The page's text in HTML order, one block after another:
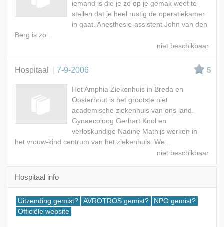
iemand is die je zo op je gemak weet te
stellen dat je heel rustig de operatiekamer
in gaat. Anesthesie-assistent John van den
Berg is zo...
Hospitaal 7-9-2006 5
Het Amphia Ziekenhuis in Breda en
Oosterhout is het grootste niet
academische ziekenhuis van ons land.
Gynaecoloog Gerhart Knol en
verloskundige Nadine Mathijs werken in
het vrouw-kind centrum van het ziekenhuis. We...
Hospitaal info
Uitzending gemist? AVROTROS gemist?
NPO gemist?
Officiële website